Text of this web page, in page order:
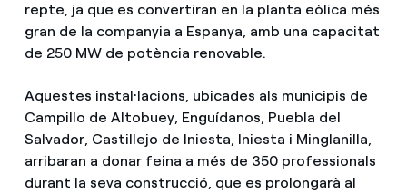
repte, ja que es convertiran en la planta eòlica més
gran de la companyia a Espanya, amb una capacitat
de 250 MW de potència renovable.
Aquestes instal·lacions, ubicades als municipis de
Campillo de Altobuey, Enguídanos, Puebla del
Salvador, Castillejo de Iniesta, Iniesta i Minglanilla,
arribaran a donar feina a més de 350 professionals
durant la seva construcció, que es prolongarà al